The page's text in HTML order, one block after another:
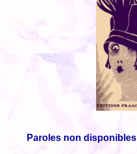
Paroles non disponibles